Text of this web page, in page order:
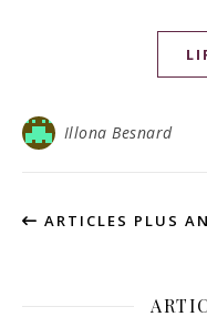
Illona Besnard
ARTICLES PLUS